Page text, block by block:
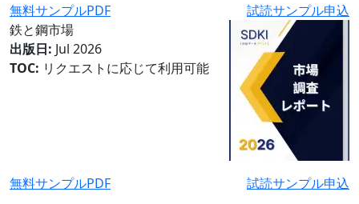
無料サンプルPDF
試読サンプル申込
鉄と鋼市場
出版日: Jul 2026
TOC: リクエストに応じて利用可能
無料サンプルPDF 試読サンプル申込